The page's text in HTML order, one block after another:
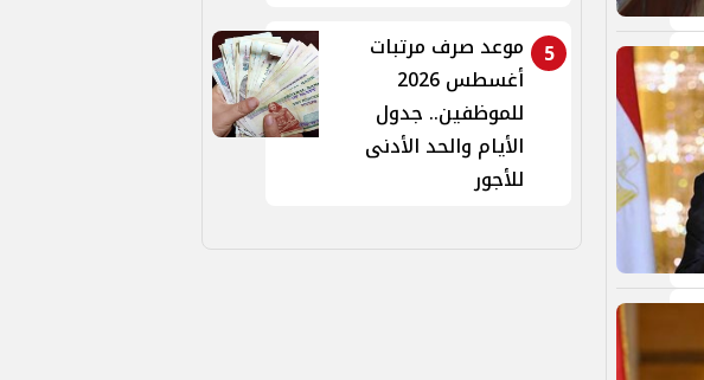
5
موعد صرف مرتبات
أغسطس 2026
للموظفين.. جدول
الأيام والحد الأدنى
للأجور